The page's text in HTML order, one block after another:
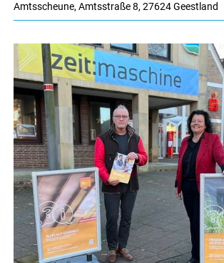
Amtsscheune,Amtsstraße 8,27624 Geestland